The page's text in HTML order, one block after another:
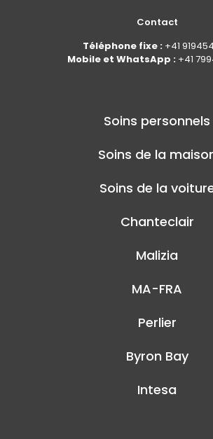
Contact
Téléphone fixe : +41
Mobile et WhatsApp : +41
Soins personnels
Soins de la
Soins de la
Chanteclair
Malizia
MA-FRA
Perlier
Byron Bay
Intesa